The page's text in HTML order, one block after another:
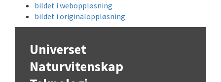
bildet i weboppløsning
bildet i originaloppløsning
Universet
Naturvitenskap